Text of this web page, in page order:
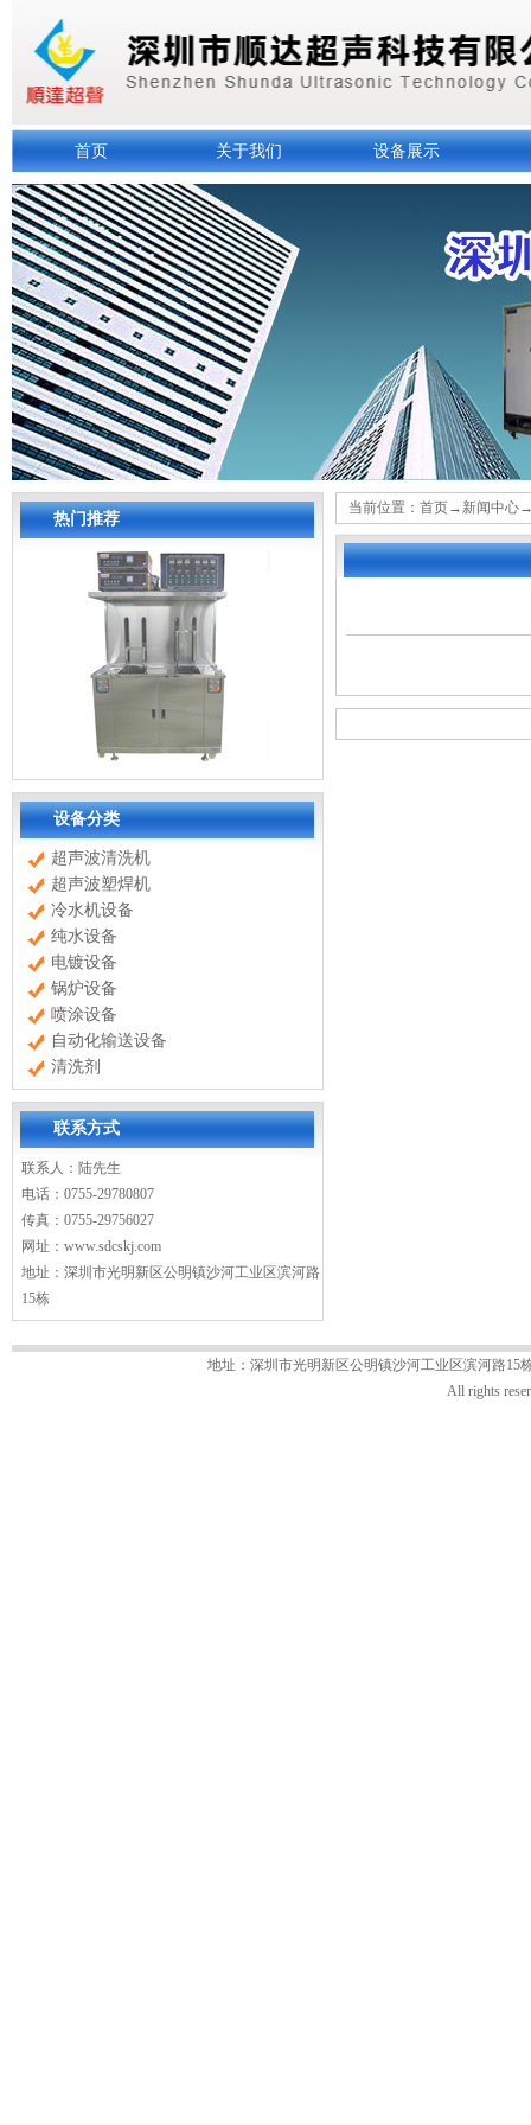
首页 关于我们 设备展示
热门推荐
设备分类
超声波清洗机
超声波塑焊机
冷水机设备
纯水设备
电镀设备
锅炉设备
喷涂设备
自动化输送设备
清洗剂
联系方式
联系人：陆先生
电话：0755-29780807
传真：0755-29756027
网址： www.sdcskj.com
地址：深圳市光明新区公明镇沙河工业区滨河路
15栋
当前位置： 首页→ 新闻中心
地址：深圳市光明新区公明镇沙河工业区滨河路15
All rights